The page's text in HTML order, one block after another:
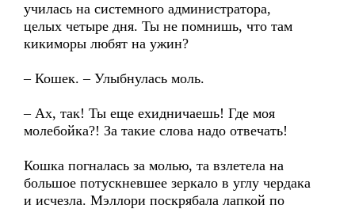
училась на системного администратора,
целых четыре дня. Ты не помнишь, что там
кикиморы любят на ужин?
– Кошек. – Улыбнулась моль.
– Ах, так! Ты еще ехидничаешь! Где моя
молебойка?! За такие слова надо отвечать!
Кошка погналась за молью, та взлетела на
большое потускневшее зеркало в углу чердака
и исчезла. Мэллори поскрябала лапкой по